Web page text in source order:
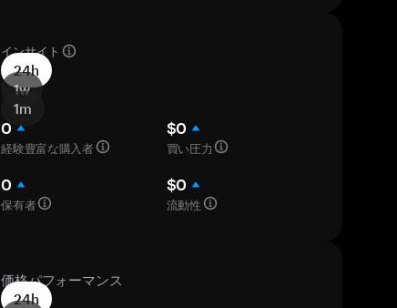
インサイト
24h
1w
1m
0
経験豊富な購入者
$0
買い圧力
0
保有者
$0
流動性
価格パフォーマンス
24h